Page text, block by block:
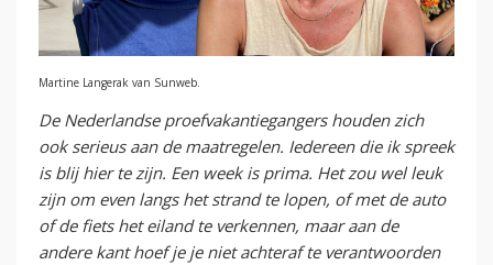
Martine Langerak van Sunweb.
De Nederlandse proefvakantiegangers houden zich
ook serieus aan de maatregelen. Iedereen die ik spreek
is blij hier te zijn. Een week is prima. Het zou wel leuk
zijn om even langs het strand te lopen, of met de auto
of de fiets het eiland te verkennen, maar aan de
andere kant hoef je je niet achteraf te verantwoorden